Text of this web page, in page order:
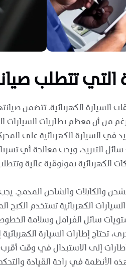
التي تتطلب
السيارة الكهربائية. تتضمن
من أن معظم بطاريات السيارات
في السيارة الكهربائية على
التبريد، ويجب معالجة أي
الكهربائية بموثوقية عالية
والكابلات والشاحن المدمج.
الكهربائية تستخدم الكبح
سائل الفرامل وسلامة
تحتاج إطارات السيارة
إلى الاستبدال في وقت أقرب
الأنظمة في راحة القيادة